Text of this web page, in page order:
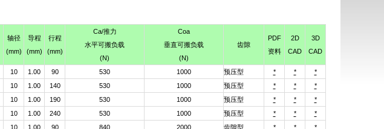
轴径
(mm)
导程
(mm)
行程
(mm)
Ca/推力
水平可搬负载
(N)
Coa
垂直可搬负载
(N)
齿隙
PDF
资料
2D
CAD
3D
CAD
10 1.00 90 530 1000 预压型 * *
*
10 1.00 140 530 1000 预压型 * *
*
10 1.00 190 530 1000 预压型 * *
*
10 1.00 240 530 1000 预压型 * *
*
10 1.00 90 840 2000 齿隙型 * *
*